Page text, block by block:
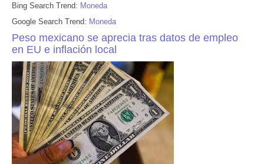
Bing Search Trend: Moneda
Google Search Trend: Moneda
Peso mexicano se aprecia tras datos de empleo
en EU e inflación local